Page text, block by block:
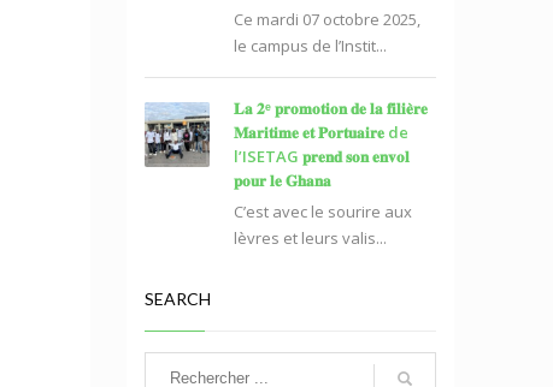
Ce mardi 07 octobre 2025,
le campus de l’Instit...
𝐋𝐚 𝟐ᵉ 𝐩𝐫𝐨𝐦𝐨𝐭𝐢𝐨𝐧 𝐝𝐞 𝐥𝐚 𝐟𝐢𝐥𝐢𝐞̀𝐫𝐞
𝐌𝐚𝐫𝐢𝐭𝐢𝐦𝐞 𝐞𝐭 𝐏𝐨𝐫𝐭𝐮𝐚𝐢𝐫𝐞 de
l’ISETAG 𝐩𝐫𝐞𝐧𝐝 𝐬𝐨𝐧 𝐞𝐧𝐯𝐨𝐥
𝐩𝐨𝐮𝐫 𝐥𝐞 𝐆𝐡𝐚𝐧𝐚
C’est avec le sourire aux
lèvres et leurs valis...
SEARCH